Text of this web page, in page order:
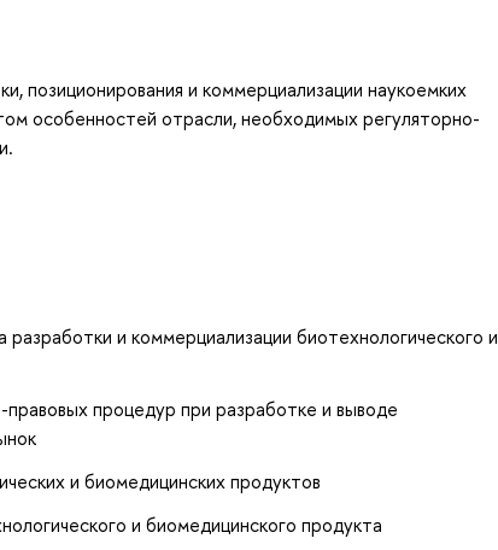
позиционирования и коммерциализации наукоемких
особенностей отрасли, необходимых регуляторно-
и коммерциализации биотехнологического и
процедур при разработке и выводе
и биомедицинских продуктов
и биомедицинского продукта